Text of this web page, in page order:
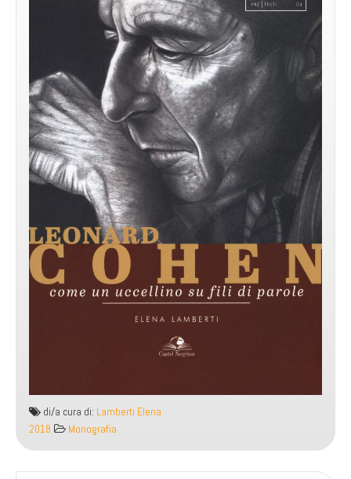
di/a cura di: Lamberti Elena
2018
Monografia